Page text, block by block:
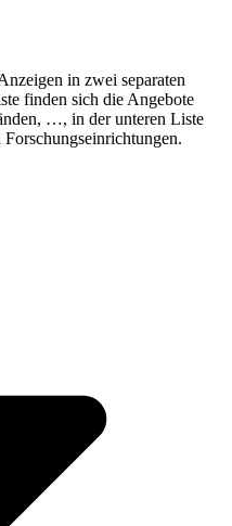
in zwei separaten
finden sich die Angebote
…, in der unteren Liste